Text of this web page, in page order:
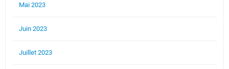
Mai 2023
Juin 2023
Juillet 2023